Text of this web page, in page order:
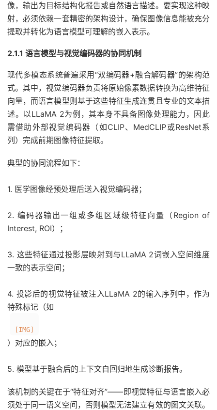
像，输出为目标结构化报告或自然语言描述。要实现这种映
射，必须依赖一套精密的架构设计，确保图像信息能被充分
提取并转化为语言模型可理解的嵌入表示。
2.1.1 语言模型与视觉编码器的协同机制
现代多模态系统普遍采用“双编码器+融合解码器”的架构范
式。其中，视觉编码器负责将原始像素数据转换为高维特征
向量，而语言模型则基于这些特征生成连贯且专业的文本描
述。以LLaMA 2为例，其本身不具备图像处理能力，因此
需借助外部视觉编码器（如CLIP、MedCLIP或ResNet系
列）完成前期图像特征提取。
典型的协同流程如下：
1. 医学图像经预处理后送入视觉编码器；
2. 编码器输出一组或多组区域级特征向量（Region of
Interest, ROI）；
3. 这些特征通过投影层映射到与LLaMA 2词嵌入空间维度
一致的表示空间；
4. 投影后的视觉特征被注入LLaMA 2的输入序列中，作为
特殊标记（如
[IMG]
）对应的嵌入；
5. 模型基于融合后的上下文自回归地生成诊断报告。
该机制的关键在于“特征对齐”——即视觉特征与语言嵌入必
须处于同一语义空间，否则模型无法建立有效的图文关联。